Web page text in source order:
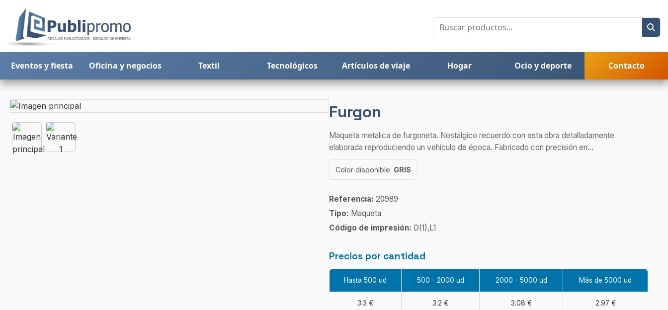
Eventos y fiesta Oficina y negocios Textil Tecnológicos Artículos de viaje Hogar Ocio y deporte Contacto
Furgon
Maqueta metálica de furgoneta. Nostálgico recuerdo con esta obra detalladamente
elaborada reproduciendo un vehículo de época. Fabricado con precisión en...
Color disponible: GRIS
Referencia: 20989
Tipo: Maqueta
Código de impresión: D(1),L1
Precios por cantidad
Hasta 500 ud 500 - 2000 ud 2000 - 5000 ud Más de 5000 ud
3.3 € 3.2 € 3.08 € 2.97 €